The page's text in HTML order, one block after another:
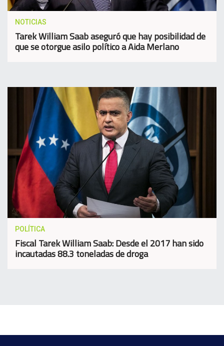
NOTICIAS
Tarek William Saab aseguró que hay posibilidad de
que se otorgue asilo político a Aida Merlano
POLÍTICA
Fiscal Tarek William Saab: Desde el 2017 han sido
incautadas 88.3 toneladas de droga